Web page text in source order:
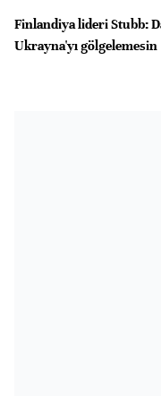
Finlandiya lideri Stubb:
Ukrayna'yı gölgelemesin